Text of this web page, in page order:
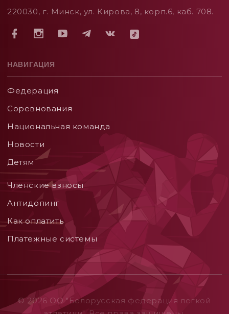
220030, г. Минск, ул. Кирова, 8, корп.6, каб. 708.
НАВИГАЦИЯ
Федерация
Соревнования
Национальная команда
Новости
Детям
Членские взносы
Aнтидопинг
Как оплатить
Платежные системы
© 2026 ОO "Белорусская федерация легкой